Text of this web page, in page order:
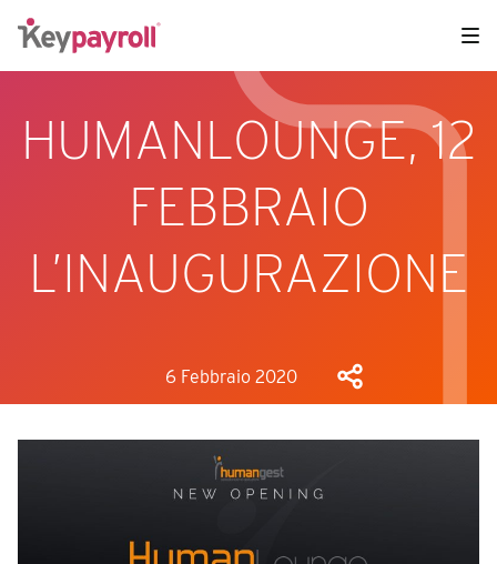
HUMANLOUNGE, 12
FEBBRAIO
L’INAUGURAZIONE
6 Febbraio 2020